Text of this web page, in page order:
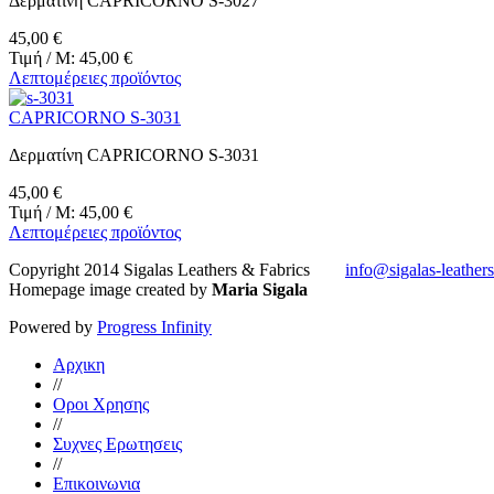
45,00 €
Τιμή / M: 45,00 €
Λεπτομέρειες προϊόντος
CAPRICORNO S-3031
Δερματίνη CAPRICORNO S-3031
45,00 €
Τιμή / M: 45,00 €
Λεπτομέρειες προϊόντος
Copyright 2014 Sigalas Leathers & Fabrics info@sigalas-
Homepage image created by Maria Sigala
Powered by Progress Infinity
Αρχικη
//
Οροι Χρησης
//
Συχνες Ερωτησεις
//
Επικοινωνια